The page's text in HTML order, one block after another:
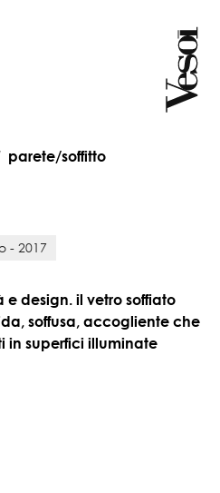
parete/soffitto
- 2017
design. il vetro soffiato
soffusa, accogliente che
in superfici illuminate